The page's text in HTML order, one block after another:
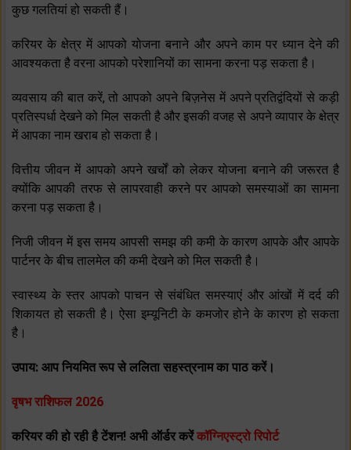
कुछ गलतियां हो सकती हैं।
करियर के क्षेत्र में आपको योजना बनाने और अपने काम पर ध्‍यान देने की
आवश्‍यकता है वरना आपको परेशानियों का सामना करना पड़ सकता है।
व्‍यवसाय की बात करें, तो आपको अपने बिज़नेस में अपने प्रतिद्वंदियों से कड़ी
प्रतिस्‍पर्धा देखने को मिल सकती है और इसकी वजह से अपने व्‍यापार के क्षेत्र
में आपका नाम खराब हो सकता है।
वित्तीय जीवन में आपको अपने खर्चों को लेकर योजना बनाने की जरूरत है
क्‍योंकि आपकी तरफ से लापरवाही करने पर आपको समस्‍याओं का सामना
करना पड़ सकता है।
निजी जीवन में इस समय आपसी समझ की कमी के कारण आपके और आपके
पार्टनर के बीच तालमेल की कमी देखने को मिल सकती है।
स्‍वास्‍थ्‍य के स्‍तर आपको पाचन से संबंधित समस्‍याएं और आंखों में दर्द की
शिकायत हो सकती है। ऐसा इम्‍यूनिटी के कमजोर होने के कारण हो सकता
है।
उपाय: आप नियमित रूप से ललिता सहस्‍त्रनाम का पाठ करें।
वृषभ राशिफल 2026
करियर की हो रही है टेंशन! अभी ऑर्डर करेंकॉग्निएस्ट्रो रिपोर्ट